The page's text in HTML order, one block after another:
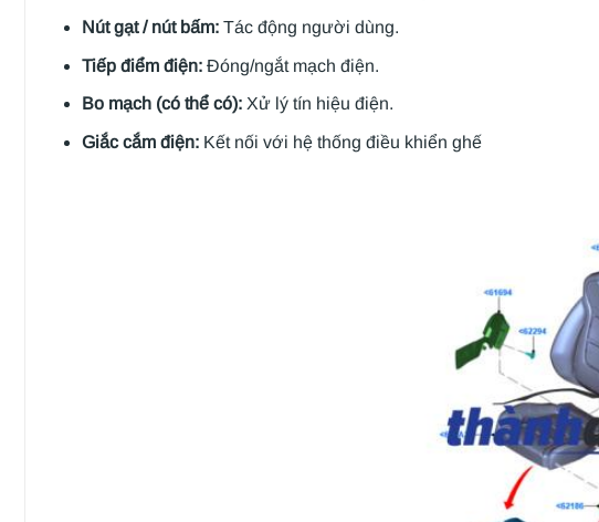
Nút gạt / nút bấm: Tác động người dùng.
Tiếp điểm điện: Đóng/ngắt mạch điện.
Bo mạch (có thể có): Xử lý tín hiệu điện.
Giắc cắm điện: Kết nối với hệ thống điều khiển ghế